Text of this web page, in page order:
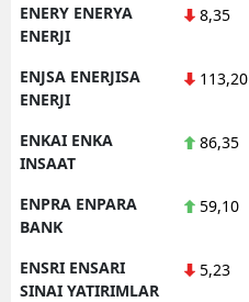
ENERY ENERYA
ENERJI
8,35
ENJSA ENERJISA
ENERJI
113,20
ENKAI ENKA
INSAAT
86,35
ENPRA ENPARA
BANK
59,10
ENSRI ENSARI
SINAI YATIRIMLAR
5,23